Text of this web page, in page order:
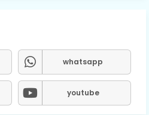
whatsapp
youtube